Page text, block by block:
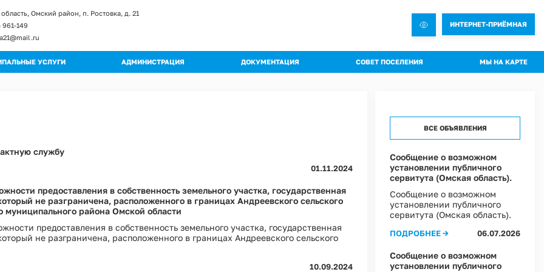
Омский район, п. Ростовка, д. 21
961-149
ИНТЕРНЕТ-ПРИЁМНАЯ
УСЛУГИ АДМИНИСТРАЦИЯ
Порядок поступления на МС
Вакантные должности
Контактная информация
Перечень мероприятий по улучшению условий охраны труда в Администрации Ростовкинского сельского поселения
Перечень мероприятий по улучшению условий охраны труда в МКУ "Хозяйственное управление Администрации"
ДОКУМЕНТАЦИЯ
Муниципальное имущество
Программы профилактики рисков
Оценка эффективности муниципальных программ
Устав
СОВЕТ ПОСЕЛЕНИЯ
Проекты Решений совета
Информация о текущей деятельности Совета
МЫ НА КАРТЕ
службу
01.11.2024
предоставления в собственность земельного участка, государственная
не разграничена, расположенного в границах Андреевского сельского
муниципального района Омской области
предоставления в собственность земельного участка, государственная
не разграничена, расположенного в границах Андреевского сельского
10.09.2024
ВСЕ ОБЪЯВЛЕНИЯ
Сообщение о возможном
установлении публичного
сервитута (Омская область).
Сообщение о возможном
установлении публичного
сервитута (Омская область).
ПОДРОБНЕЕ → 06.07.2026
Сообщение о возможном
установлении публичного